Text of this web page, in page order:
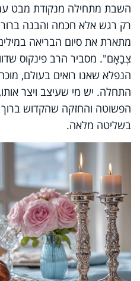
השבת מתחילה מנקודת מבט
רק רגש אלא חכמה והבנה
מתארת את סיום הבריאה
צְבָאָם". מסביר הרב פינקוס
הנפלא שאנו רואים בעולם,
התחלה. יש מי שעיצב ויצר
הפשוטה והחזקה שהקדוש
בשליטה מלאה.